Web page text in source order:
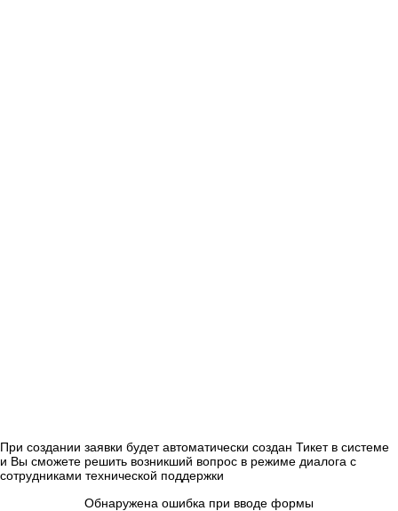
При создании заявки будет автоматически создан Тикет в системе
и Вы сможете решить возникший вопрос в режиме диалога с
сотрудниками технической поддержки
Обнаружена ошибка при вводе формы